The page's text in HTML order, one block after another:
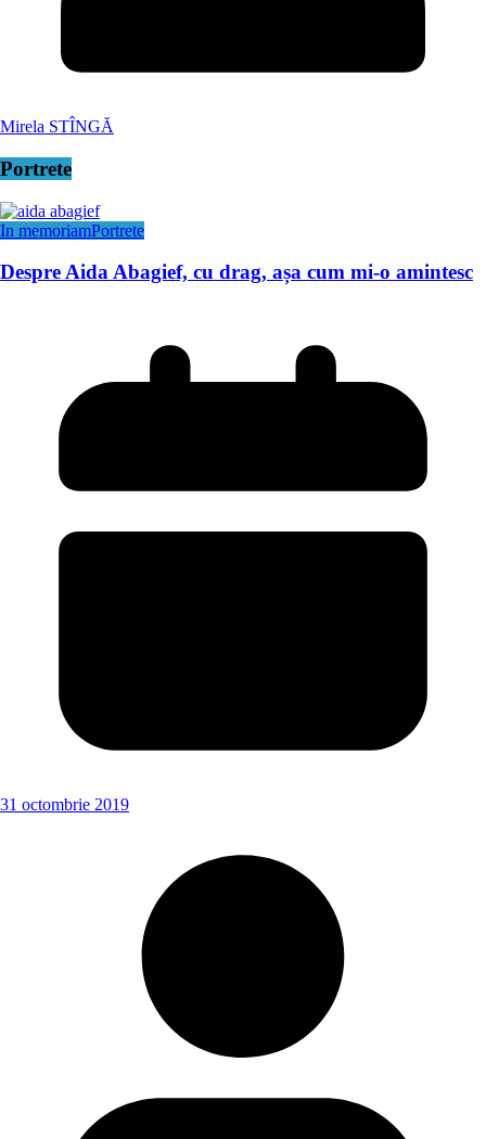
Mirela STÎNGĂ
Portrete
In memoriamPortrete
Despre Aida Abagief, cu drag, așa cum mi-o amintesc
31 octombrie 2019